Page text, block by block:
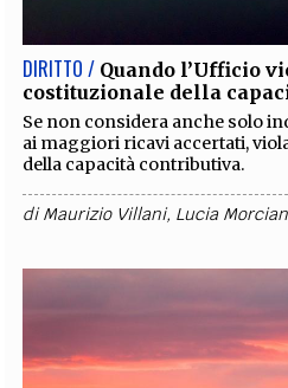
DIRITTO / Quando l’Ufficio
costituzionale della
Se non considera anche solo
ai maggiori ricavi accertati,
della capacità contributiva.
diMaurizio Villani, Lucia